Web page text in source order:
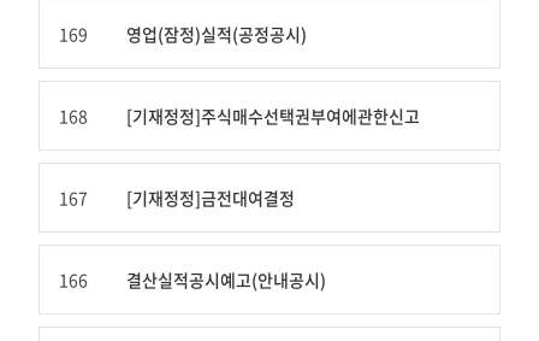
169 영업(잠정)실적(공정공시)
168 [기재정정]주식매수선택권부여에관한신고
167 [기재정정]금전대여결정
166 결산실적공시예고(안내공시)